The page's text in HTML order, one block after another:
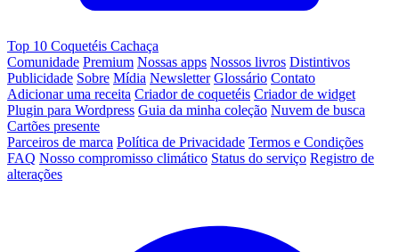
Top 10 Coquetéis Cachaça
Comunidade Premium Nossas apps Nossos livros Distintivos
Publicidade Sobre Mídia Newsletter Glossário Contato
Adicionar uma receita Criador de coquetéis Criador de widget
Plugin para Wordpress Guia da minha coleção Nuvem de busca
Cartões presente
Parceiros de marca Política de Privacidade Termos e Condições
FAQ Nosso compromisso climático Status do serviço Registro de
alterações